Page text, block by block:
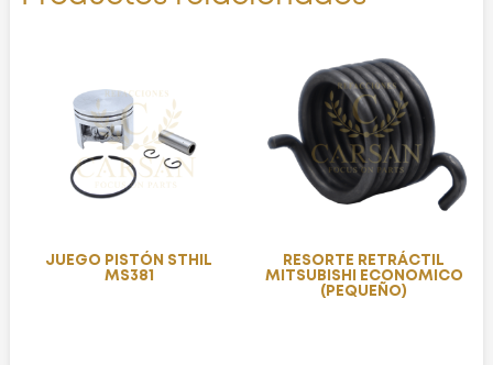
JUEGO PISTÓN STHIL
MS381
RESORTE RETRÁCTIL
MITSUBISHI ECONOMICO
(PEQUEÑO)